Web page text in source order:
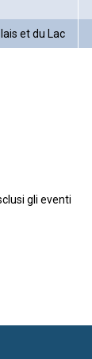
et du Lac
gli eventi